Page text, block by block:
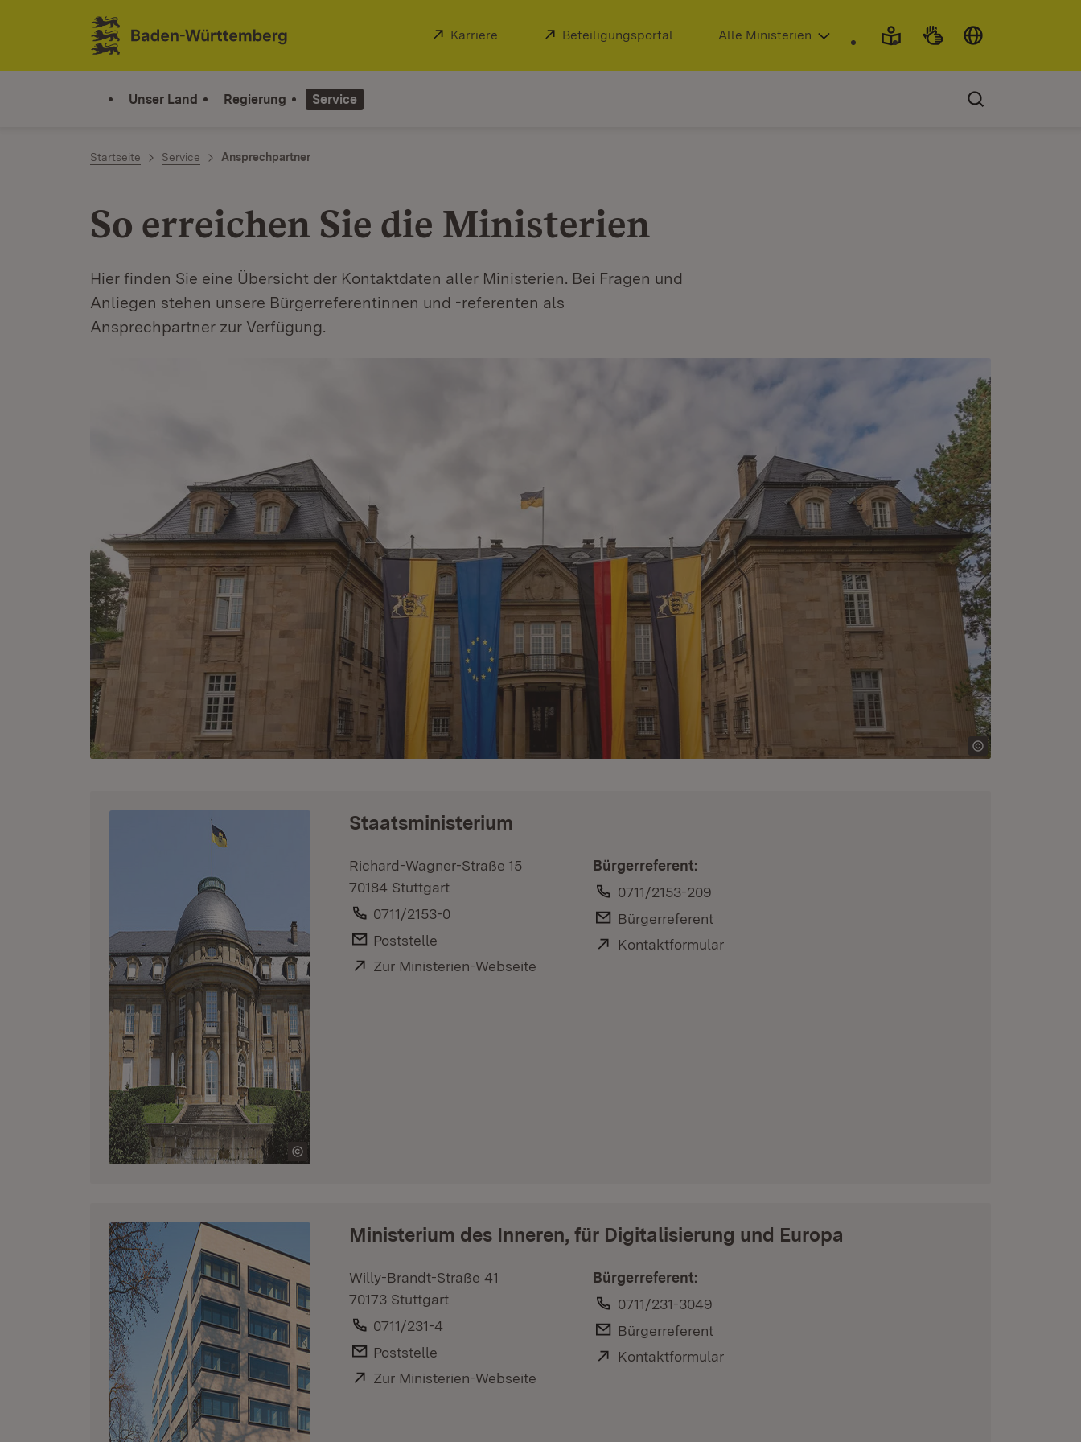
Zum Inhalt springen
Link zur Startseite
Extern:
Karriere (Öffnet in neuem Fenster)
Extern:
Beteiligungsportal (Öffnet in neuem Fenster)
Alle Ministerien
Unser Land Regierung Service
Startseite Service Ansprechpartner
So erreichen Sie die Ministerien
Hier finden Sie eine Übersicht der Kontaktdaten aller Ministerien. Bei Fragen und
Anliegen stehen unsere Bürgerreferentinnen und -referenten als
Ansprechpartner zur Verfügung.
Staatsministerium
Richard-Wagner-Straße 15
70184 Stuttgart
Telefon:
0711/2153-0
E-Mail:
Poststelle
Extern:
Zur Ministerien-Webseite
Bürgerreferent:
Telefon:
0711/2153-209
E-Mail:
Bürgerreferent
Extern:
Kontaktformular(Öffnet in neuem Fenster)
Ministerium des Inneren, für Digitalisierung und Europa
Willy-Brandt-Straße 41
70173 Stuttgart
Telefon:
0711/231-4
E-Mail:
Poststelle
Extern:
Zur Ministerien-Webseite
Bürgerreferent:
Telefon:
0711/231-3049
E-Mail:
Bürgerreferent
Extern:
Kontaktformular(Öffnet in neuem Fenster)